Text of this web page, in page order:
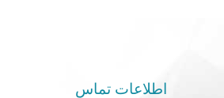
اطلاعات تماس